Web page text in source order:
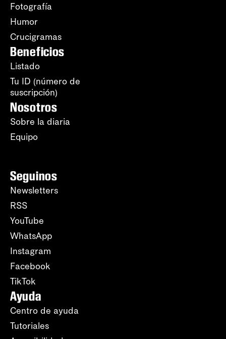
Fotografía
Humor
Crucigramas
Beneficios
Listado
Tu ID (número de
suscripción)
Nosotros
Sobre la diaria
Equipo
Seguinos
Newsletters
RSS
YouTube
WhatsApp
Instagram
Facebook
TikTok
Ayuda
Centro de ayuda
Tutoriales